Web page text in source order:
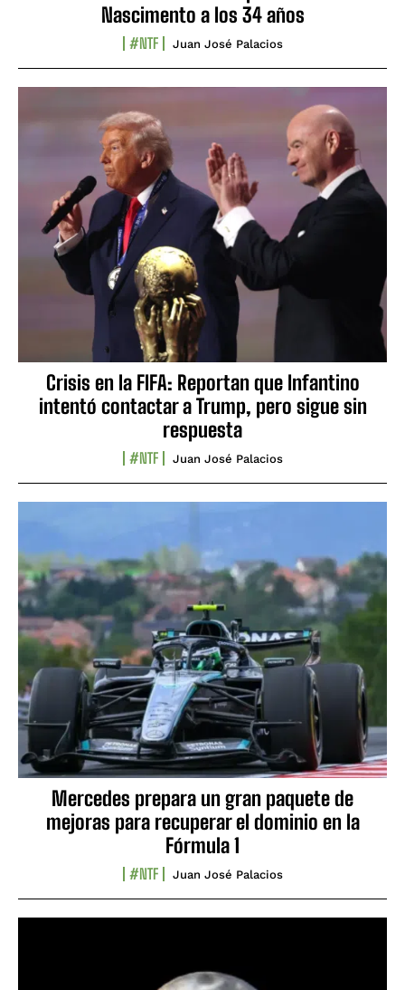
Nascimento a los 34 años
#NTF Juan José Palacios
Crisis en la FIFA: Reportan que Infantino
intentó contactar a Trump, pero sigue sin
respuesta
#NTF Juan José Palacios
Mercedes prepara un gran paquete de
mejoras para recuperar el dominio en la
Fórmula 1
#NTF Juan José Palacios